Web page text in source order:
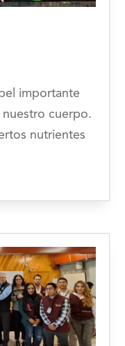
importante
nuestro cuerpo.
nutrientes